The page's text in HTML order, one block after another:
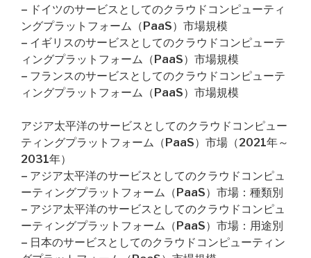
– ドイツのサービスとしてのクラウドコンピューティ
ングプラットフォーム（PaaS）市場規模
– イギリスのサービスとしてのクラウドコンピューテ
ィングプラットフォーム（PaaS）市場規模
– フランスのサービスとしてのクラウドコンピューテ
ィングプラットフォーム（PaaS）市場規模
アジア太平洋のサービスとしてのクラウドコンピュー
ティングプラットフォーム（PaaS）市場（2021年～
2031年）
– アジア太平洋のサービスとしてのクラウドコンピュ
ーティングプラットフォーム（PaaS）市場：種類別
– アジア太平洋のサービスとしてのクラウドコンピュ
ーティングプラットフォーム（PaaS）市場：用途別
– 日本のサービスとしてのクラウドコンピューティン